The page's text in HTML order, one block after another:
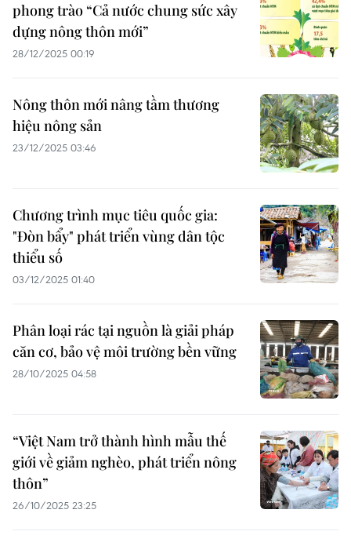
phong trào “Cả nước chung sức xây
dựng nông thôn mới”
28/12/2025 00:19
Nông thôn mới nâng tầm thương
hiệu nông sản
23/12/2025 03:46
Chương trình mục tiêu quốc gia:
"Đòn bẩy" phát triển vùng dân tộc
thiểu số
03/12/2025 01:40
Phân loại rác tại nguồn là giải pháp
căn cơ, bảo vệ môi trường bền vững
28/10/2025 04:58
“Việt Nam trở thành hình mẫu thế
giới về giảm nghèo, phát triển nông
thôn”
26/10/2025 23:25